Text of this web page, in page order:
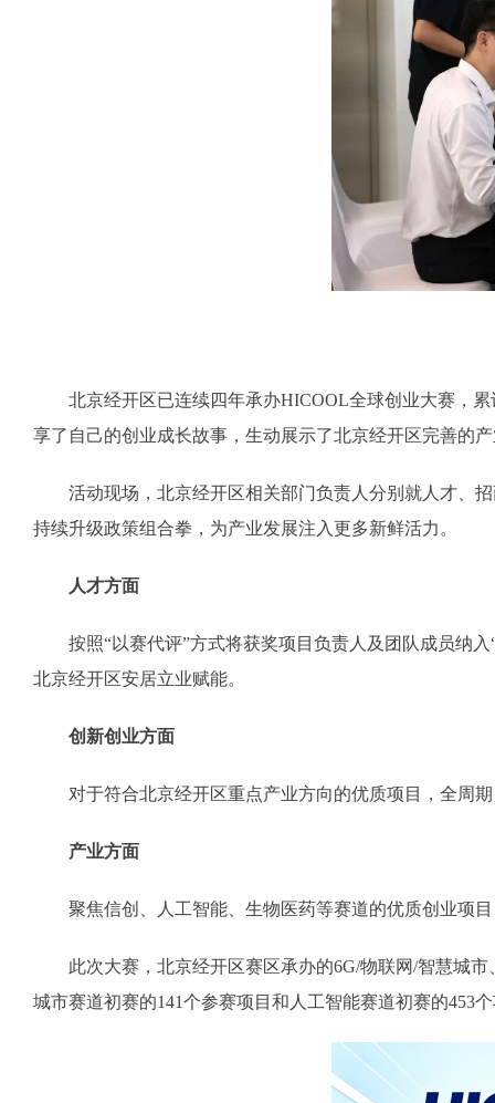
北京经开区已连续四年承办HICOOL全球创业大赛，累
享了自己的创业成长故事，生动展示了北京经开区完善的
活动现场，北京经开区相关部门负责人分别就人才、招
持续升级政策组合拳，为产业发展注入更多新鲜活力。
人才方面
按照“以赛代评”方式将获奖项目负责人及团队成员纳入
北京经开区安居立业赋能。
创新创业方面
对于符合北京经开区重点产业方向的优质项目，全周期
产业方面
聚焦信创、人工智能、生物医药等赛道的优质创业项目
此次大赛，北京经开区赛区承办的6G/物联网/智慧城市
城市赛道初赛的141个参赛项目和人工智能赛道初赛的453